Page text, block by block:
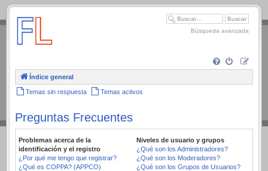
.
Búsqueda avanzada
Índice general
Temas sin respuesta Temas activos
Preguntas Frecuentes
Problemas acerca de la
identificación y el registro
¿Por qué me tengo que registrar?
¿Qué es COPPA? (APPCO)
Niveles de usuario y grupos
¿Qué son los Administradores?
¿Qué son los Moderadores?
¿Qué son los Grupos de Usuarios?